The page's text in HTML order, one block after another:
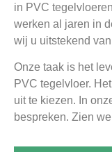
in PVC
werken al jaren in
wij u uitstekend
Onze taak is het
PVC tegelvloer.
uit te kiezen. In
bespreken. Zien